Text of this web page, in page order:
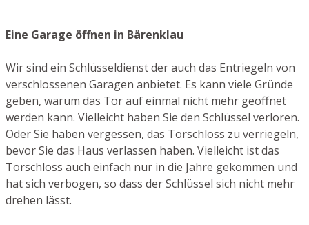
Eine Garage öffnen in Bärenklau
Wir sind ein Schlüsseldienst der auch das Entriegeln von
verschlossenen Garagen anbietet. Es kann viele Gründe
geben, warum das Tor auf einmal nicht mehr geöffnet
werden kann. Vielleicht haben Sie den Schlüssel verloren.
Oder Sie haben vergessen, das Torschloss zu verriegeln,
bevor Sie das Haus verlassen haben. Vielleicht ist das
Torschloss auch einfach nur in die Jahre gekommen und
hat sich verbogen, so dass der Schlüssel sich nicht mehr
drehen lässt.